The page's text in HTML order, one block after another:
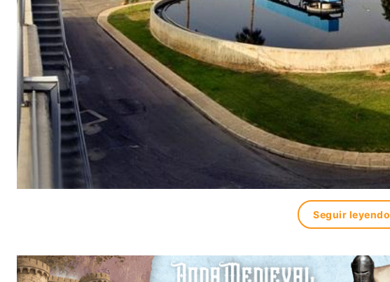
Seguir leyendo